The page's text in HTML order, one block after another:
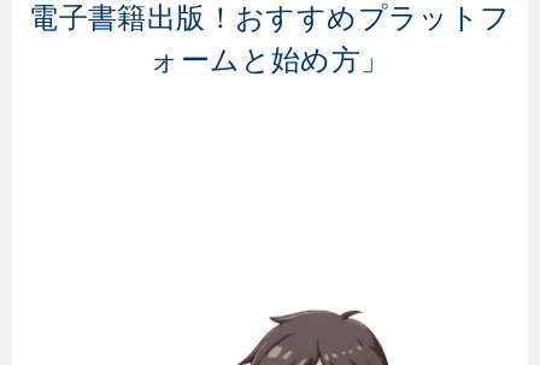
電子書籍出版！おすすめプラットフ
ォームと始め方」